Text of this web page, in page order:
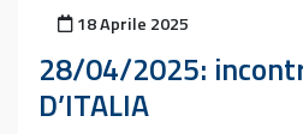
Pubblicato il
18 Aprile 2025
28/04/2025:
D’ITALIA